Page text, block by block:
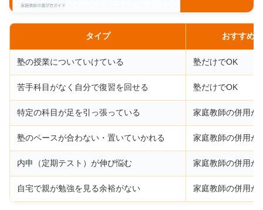
タイプ おすすめ
塾の授業についていけている 塾だけでOK
苦手科目がなく自分で復習を回せる 塾だけでOK
特定の科目が足を引っ張っている 家庭教師の併用が
塾のペースが合わない・置いていかれる 家庭教師の併用が
内申（定期テスト）が伸び悩む 家庭教師の併用が
自宅で親が勉強を見る余裕がない 家庭教師の併用が